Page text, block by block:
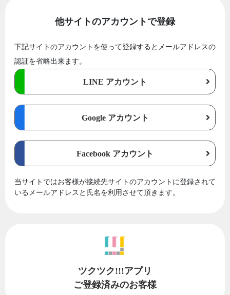
他サイトのアカウントで登録
下記サイトのアカウントを使って登録するとメールアドレスの
認証を省略出来ます。
LINE アカウント
Google アカウント
Facebook アカウント
当サイトではお客様が接続先サイトのアカウントに登録されて
いるメールアドレスと氏名を利用させて頂きます。
ツクツク!!!アプリ
ご登録済みのお客様